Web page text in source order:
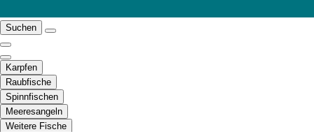
Suchen
Karpfen
Raubfische
Spinnfischen
Meeresangeln
Weitere Fische